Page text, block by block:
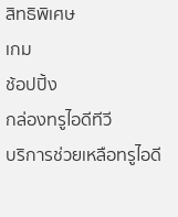
สิทธิพิเศษ
เกม
ช้อปปิ้ง
กล่องทรูไอดีทีวี
บริการช่วยเหลือทรูไอดี